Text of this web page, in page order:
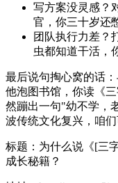
写方案没灵感？
官，你三十岁还
团队执行力差
虫都知道干活，
最后说句掏心窝的话
他泡图书馆，你读《
然蹦出一句"幼不学，
波传统文化复兴，咱
标题：为什么说《[三
成长秘籍？